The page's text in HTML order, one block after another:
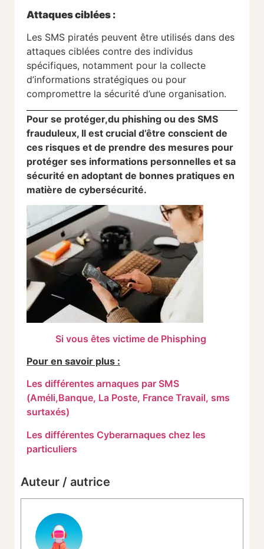
Attaques ciblées :
Les SMS piratés peuvent être utilisés dans des
attaques ciblées contre des individus
spécifiques, notamment pour la collecte
d’informations stratégiques ou pour
compromettre la sécurité d’une organisation.
Pour se protéger,du phishing ou des SMS
frauduleux, Il est crucial d’être conscient de
ces risques et de prendre des mesures pour
protéger ses informations personnelles et sa
sécurité en adoptant de bonnes pratiques en
matière de cybersécurité.
Si vous êtes victime de Phisphing
Pour en savoir plus :
Les différentes arnaques par SMS
(Améli,Banque, La Poste, France Travail, sms
surtaxés)
Les différentes Cyberarnaques chez les
particuliers
Auteur / autrice